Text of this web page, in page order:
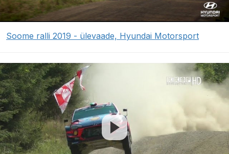
Soome ralli 2019 - ülevaade, Hyundai Motorsport